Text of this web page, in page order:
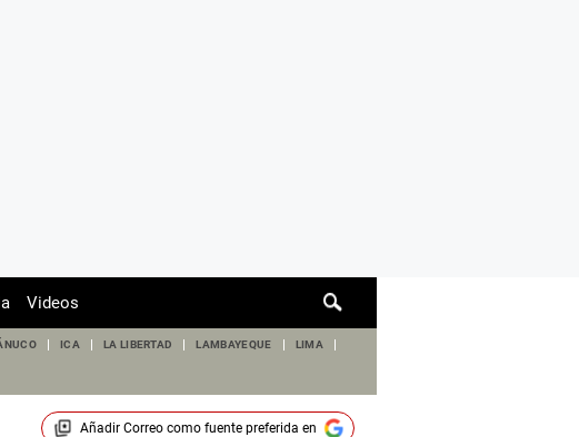
de
Videos
ICA LA LIBERTAD LAMBAYEQUE LIMA
Añadir Correocomo fuente preferida en